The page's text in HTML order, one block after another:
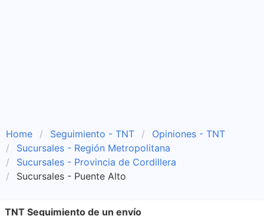
Home Seguimiento - TNT
Opiniones - TNT
Sucursales - Región Metropolitana
Sucursales - Provincia de Cordillera
Sucursales - Puente Alto
TNT Seguimiento de un envío